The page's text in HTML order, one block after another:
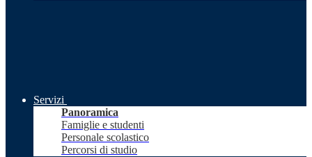
Servizi
Panoramica
Famiglie e studenti
Personale scolastico
Percorsi di studio